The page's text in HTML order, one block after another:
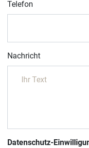
Telefon
Nachricht
Datenschutz-